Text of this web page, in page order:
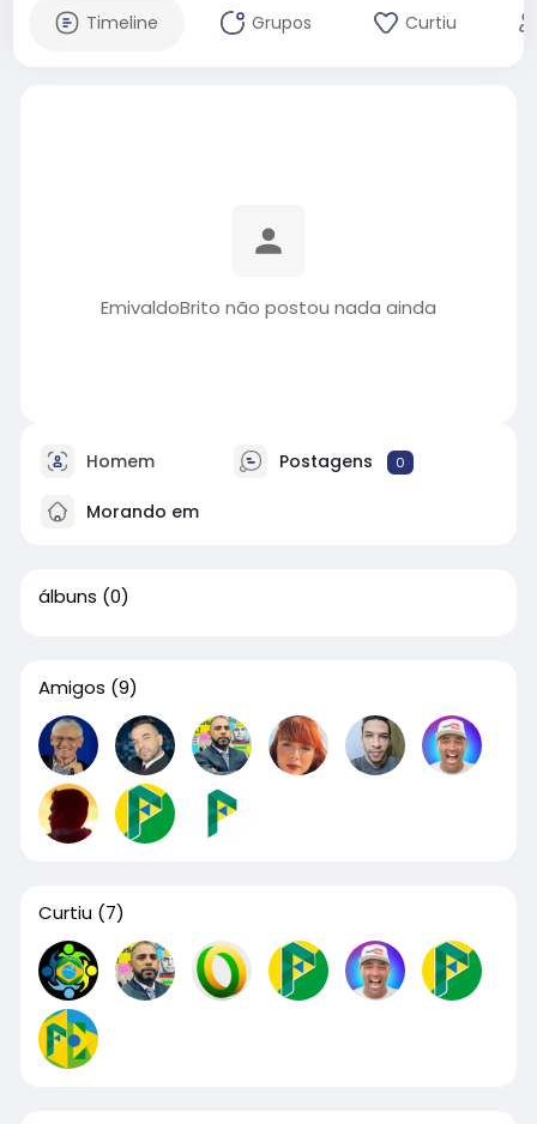
Timeline Grupos Curtiu
EmivaldoBrito não postou nada ainda
Homem Postagens 0
Morando em
álbuns (0)
Amigos (9)
Curtiu (7)